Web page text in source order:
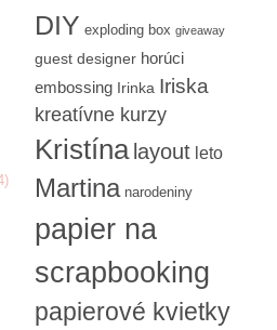
DIY exploding box giveaway
guest designer horúci
embossing Irinka Iriska
kreatívne kurzy
Kristína layout leto
Martina narodeniny
papier na
scrapbooking
papierové kvietky